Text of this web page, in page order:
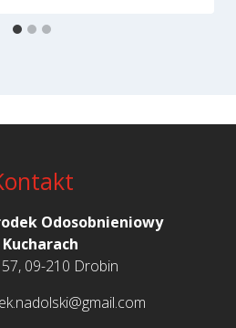
Odosobnieniowy
09-210 Drobin